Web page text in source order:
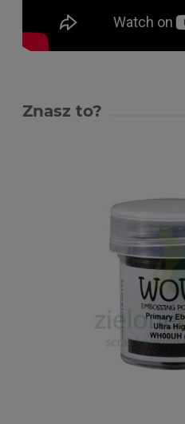
Znasz to?